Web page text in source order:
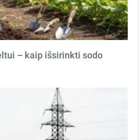
– kaip išsirinkti sodo